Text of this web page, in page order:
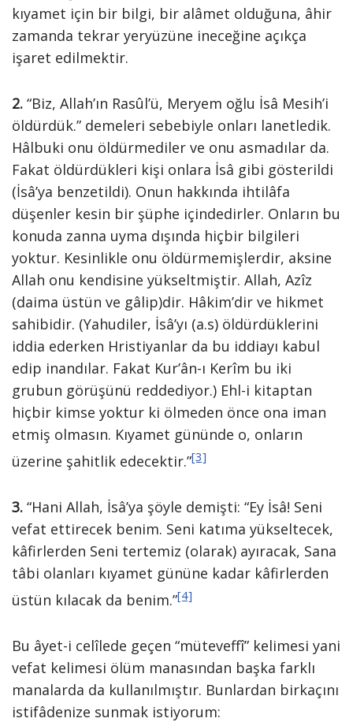
kıyamet için bir bilgi, bir alâmet olduğuna, âhir
zamanda tekrar yeryüzüne ineceğine açıkça
işaret edilmektir.
2. “Biz, Allah’ın Rasûl’ü, Meryem oğlu İsâ Mesih’i
öldürdük.” demeleri sebebiyle onları lanetledik.
Hâlbuki onu öldürmediler ve onu asmadılar da.
Fakat öldürdükleri kişi onlara İsâ gibi gösterildi
(İsâ’ya benzetildi). Onun hakkında ihtilâfa
düşenler kesin bir şüphe içindedirler. Onların bu
konuda zanna uyma dışında hiçbir bilgileri
yoktur. Kesinlikle onu öldürmemişlerdir, aksine
Allah onu kendisine yükseltmiştir. Allah, Azîz
(daima üstün ve gâlip)dir. Hâkim’dir ve hikmet
sahibidir. (Yahudiler, İsâ’yı (a.s) öldürdüklerini
iddia ederken Hristiyanlar da bu iddiayı kabul
edip inandılar. Fakat Kur’ân-ı Kerîm bu iki
grubun görüşünü reddediyor.) Ehl-i kitaptan
hiçbir kimse yoktur ki ölmeden önce ona iman
etmiş olmasın. Kıyamet gününde o, onların
üzerine şahitlik edecektir.”[3]
3. “Hani Allah, İsâ’ya şöyle demişti: “Ey İsâ! Seni
vefat ettirecek benim. Seni katıma yükseltecek,
kâfirlerden Seni tertemiz (olarak) ayıracak, Sana
tâbi olanları kıyamet gününe kadar kâfirlerden
üstün kılacak da benim.”[4]
Bu âyet-i celîlede geçen “müteveffî” kelimesi yani
vefat kelimesi ölüm manasından başka farklı
manalarda da kullanılmıştır. Bunlardan birkaçını
istifâdenize sunmak istiyorum: